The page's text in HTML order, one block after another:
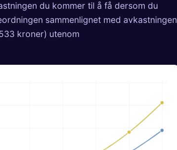
du kommer til å få dersom du
sammenlignet med avkastningen
kroner) utenom